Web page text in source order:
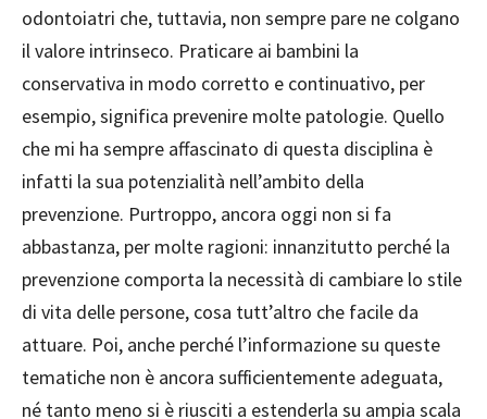
odontoiatri che, tuttavia, non sempre pare ne colgano
il valore intrinseco. Praticare ai bambini la
conservativa in modo corretto e continuativo, per
esempio, significa prevenire molte patologie. Quello
che mi ha sempre affascinato di questa disciplina è
infatti la sua potenzialità nell’ambito della
prevenzione. Purtroppo, ancora oggi non si fa
abbastanza, per molte ragioni: innanzitutto perché la
prevenzione comporta la necessità di cambiare lo stile
di vita delle persone, cosa tutt’altro che facile da
attuare. Poi, anche perché l’informazione su queste
tematiche non è ancora sufficientemente adeguata,
né tanto meno si è riusciti a estenderla su ampia scala